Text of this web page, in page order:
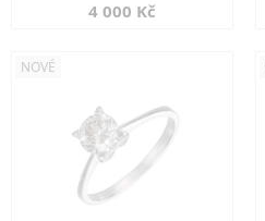
4 000 Kč
NOVÉ